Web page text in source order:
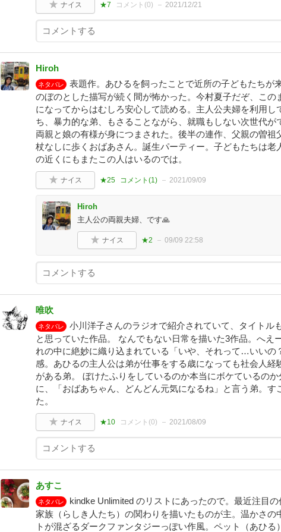
ナイス ★7 コメント(0) 2021/12/21
Hiroh
ネタバレ
表題作。あひるを飼ったことで近所の子どもたちが
のぼのとした描写が続く間が怖かった。今村夏子だぞ、この
になってからはむしろ安心して読める。主人公夫婦を利用し
ち、暴力的な弟、もさることながら、就職もしない次世代が
両親と娘の有様が身につまされた。後半の連作、父親の曽祖
杖なしに歩くおばあさん。誕生パーティー。子どもたちは老
の近くにもまたこの人はいるのでは。
ナイス ★25 コメント(1) 2021/09/09
Hiroh
主人公の両親夫婦、です🙏
ナイス ★2 09/09 22:58
唯吹
ネタバレ
小川洋子さんのラジオで紹介されていて、タイトル
と思っていた作品。 なんでもない日常を描いた3作品。へ
れの中に絶妙に織り込まれている「いや、それって…いいの
感。あひるの主人公は弟が仕事をする歳になっても社会人経
がある弟。 ぼけたふりをしているのか本当にボケているの
に、「おばあちゃん、どんどん元気になるね」と言う弟。す
た。
ナイス ★10 コメント(0) 2021/08/09
あすこ
ネタバレ
kindke Unlimited のリストにあったので。最近注目
家族（らしき人たち）の関わりを描いたものが主。温かさの
トが混ざるダークファンタジーっぽい作風。ペット（あひる